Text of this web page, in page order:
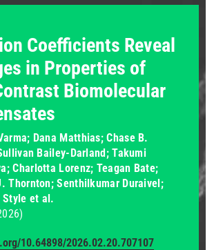
Coefficients Reveal
in Properties of
Biomolecular
Dana Matthias; Chase B.
Bailey-Darland; Takumi
Charlotta Lorenz; Teagan Bate;
Thornton; Senthilkumar Duraivel;
Style et al.
10.64898/2026.02.20.707107